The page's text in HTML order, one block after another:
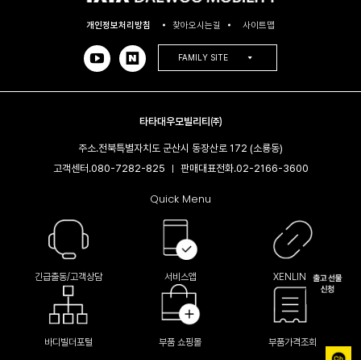
개인정보처리방침 찾아오시는길 사이트맵
FAMILY SITE
타타대우모빌리티㈜
주소.전북특별자치도 군산시 동장산로 172 (소룡동)
고객센터.080-7282-825 | 판매대표전화.02-2166-3600​
Quick Menu
긴급출동/고객상담 서비스앱 XENLINK
바디빌더포털 부품 쇼핑몰 부품가격조회